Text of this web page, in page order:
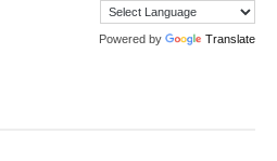
Powered by Translate